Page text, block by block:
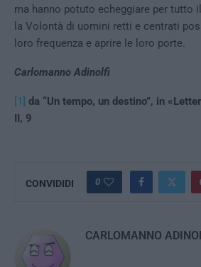
ma hanno potuto echeggiare per tutto
la Volontà di uomini retti e centrati
loro frequenza e aprire le loro porte.
Carlomanno Adinolfi
[1] da “Un tempo, un destino”, in
II, 9
CONVIDIDI 0
CARLOMANNO